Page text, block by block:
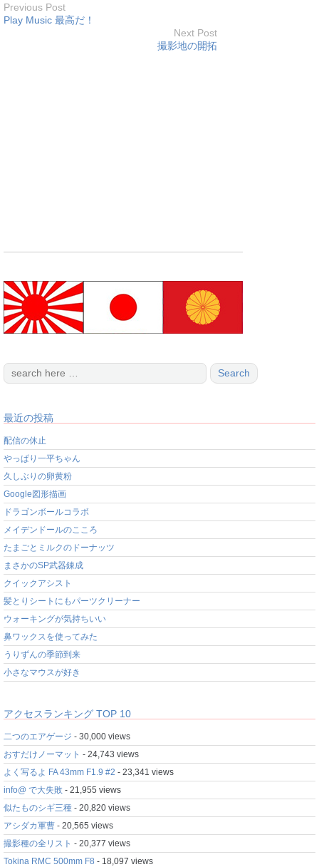
Previous Post
Play Music 最高だ！
Next Post
撮影地の開拓
最近の投稿
配信の休止
やっぱり一平ちゃん
久しぶりの卵黄粉
Google図形描画
ドラゴンボールコラボ
メイデンドールのこころ
たまごとミルクのドーナッツ
まさかのSP武器錬成
クイックアシスト
髪とりシートにもパーツクリーナー
ウォーキングが気持ちいい
鼻ワックスを使ってみた
うりずんの季節到来
小さなマウスが好き
アクセスランキング TOP 10
二つのエアゲージ - 30,000 views
おすだけノーマット - 24,743 views
よく写るよ FA 43mm F1.9 #2 - 23,341 views
info@ で大失敗 - 21,955 views
似たものシギ三種 - 20,820 views
アシダカ軍曹 - 20,565 views
撮影種の全リスト - 20,377 views
Tokina RMC 500mm F8 - 18,097 views